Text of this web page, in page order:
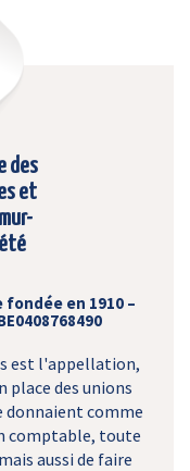
des
et
en 1910 –
est l'appellation,
place des unions
donnaient comme
comptable, toute
aussi de faire